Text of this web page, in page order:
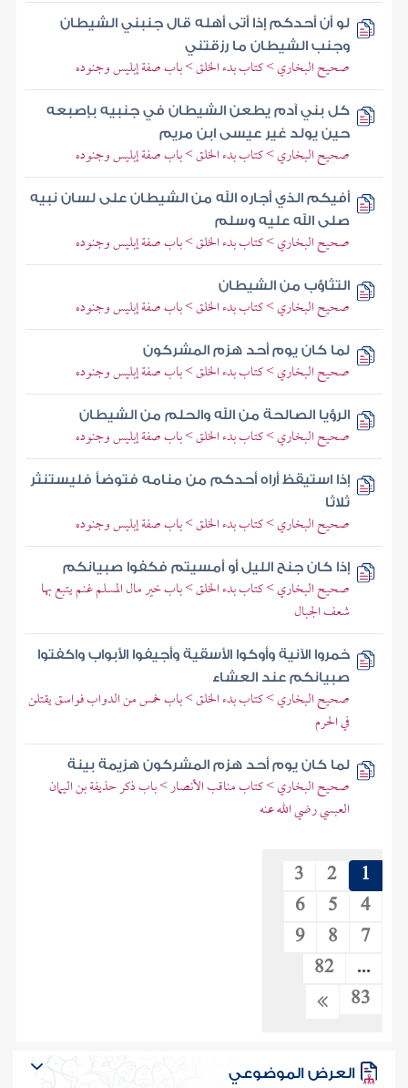
لو أن أحدكم إذا أتى أهله قال جنبني الشيطان
وجنب الشيطان ما رزقتني
صحيح البخاري > كتاب بدء الخلق > باب صفة إبليس وجنوده
كل بني آدم يطعن الشيطان في جنبيه بإصبعه
حين يولد غير عيسى ابن مريم
صحيح البخاري > كتاب بدء الخلق > باب صفة إبليس وجنوده
أفيكم الذي أجاره الله من الشيطان على لسان نبيه
صلى الله عليه وسلم
صحيح البخاري > كتاب بدء الخلق > باب صفة إبليس وجنوده
التثاؤب من الشيطان
صحيح البخاري > كتاب بدء الخلق > باب صفة إبليس وجنوده
لما كان يوم أحد هزم المشركون
صحيح البخاري > كتاب بدء الخلق > باب صفة إبليس وجنوده
الرؤيا الصالحة من الله والحلم من الشيطان
صحيح البخاري > كتاب بدء الخلق > باب صفة إبليس وجنوده
إذا استيقظ أراه أحدكم من منامه فتوضأ فليستنثر
ثلاثا
صحيح البخاري > كتاب بدء الخلق > باب صفة إبليس وجنوده
إذا كان جنح الليل أو أمسيتم فكفوا صبيانكم
صحيح البخاري > كتاب بدء الخلق > باب خير مال المسلم غنم يتبع بها
شعف الجبال
خمروا الآنية وأوكوا الأسقية وأجيفوا الأبواب واكفتوا
صبيانكم عند العشاء
صحيح البخاري > كتاب بدء الخلق > باب خمس من الدواب فواسق يقتلن
في الحرم
لما كان يوم أحد هزم المشركون هزيمة بينة
صحيح البخاري > كتاب مناقب الأنصار > باب ذكر حذيفة بن اليمان
العبسي رضي الله عنه
1
2
3
4
5
6
7
8
9
...
82
83
العرض الموضوعي